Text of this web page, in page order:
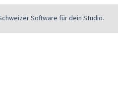
Software für dein Studio.